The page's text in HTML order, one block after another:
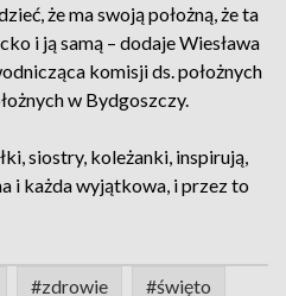
że ma swoją położną, że ta
i ją samą – dodaje Wiesława
komisji ds. położnych
w Bydgoszczy.
siostry, koleżanki, inspirują,
i każda wyjątkowa, i przez to
#zdrowie #święto